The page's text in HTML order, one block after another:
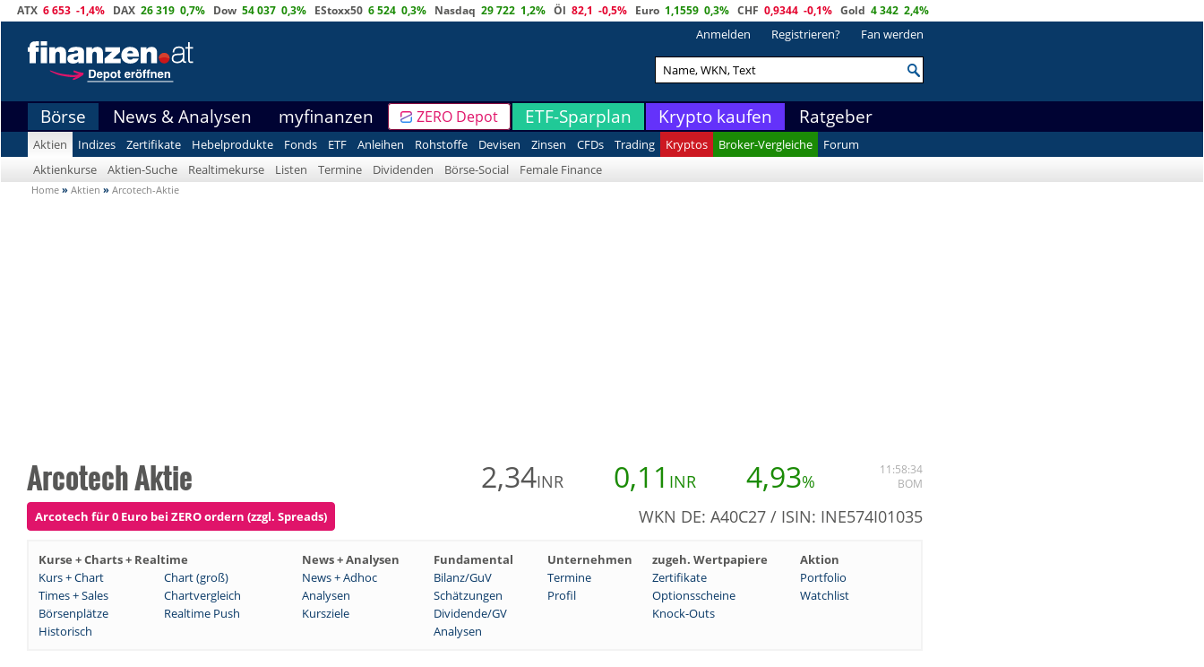
ATX 6 653 -1,4% DAX 26 319 0,7% Dow 54 037 0,3% EStoxx50 6 524 0,3% Nasdaq 29 722 1,2% Öl 82,1 -0,5% Euro 1,1559 0,3% CHF 0,9344 -0,1% Gold 4 342 2,4%
Anmelden Registrieren? Fan werden
Börse News & Analysen myfinanzen ZERO Depot ETF-Sparplan Krypto kaufen Ratgeber
Aktien Indizes Zertifikate Hebelprodukte Fonds ETF Anleihen Rohstoffe Devisen Zinsen CFDs Trading Kryptos Broker-Vergleiche
Forum
Aktienkurse
Aktien-Suche Realtimekurse Listen Termine Dividenden Börse-Social Female Finance
Home » Aktien » Arcotech-Aktie
Arcotech Aktie 2,34INR 0,11 INR 4,93%
11:58:34
BOM
Arcotech für 0 Euro bei ZERO ordern (zzgl. Spreads) WKN DE: A40C27 / ISIN: INE574I01035
Kurse + Charts + Realtime News + Analysen Fundamental Unternehmen zugeh. Wertpapiere
Aktion
Kurs + Chart
Chart (groß) News + Adhoc Bilanz/GuV Termine Zertifikate
Portfolio
Times + Sales
Chartvergleich Analysen Schätzungen Profil Optionsscheine
Watchlist
Börsenplätze
Realtime Push Kursziele Dividende/GV
Knock-Outs
Historisch
Analysen